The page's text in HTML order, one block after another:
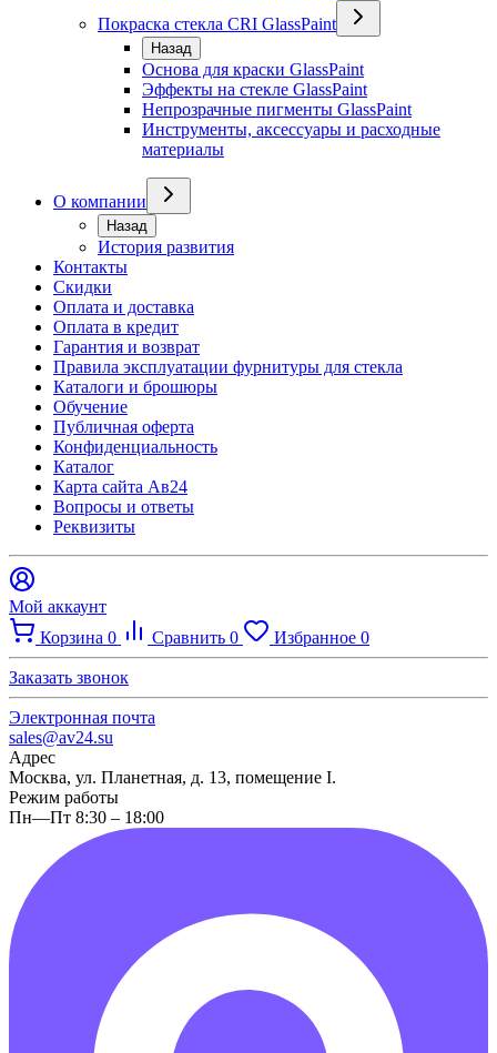
Покраска стекла CRI GlassPaint
Назад
Основа для краски GlassPaint
Эффекты на стекле GlassPaint
Непрозрачные пигменты GlassPaint
Инструменты, аксессуары и расходные
материалы
О компании
Назад
История развития
Контакты
Скидки
Оплата и доставка
Оплата в кредит
Гарантия и возврат
Правила эксплуатации фурнитуры для стекла
Каталоги и брошюры
Обучение
Публичная оферта
Конфиденциальность
Каталог
Карта сайта Ав24
Вопросы и ответы
Реквизиты
Мой аккаунт
Корзина 0 Сравнить 0 Избранное 0
Заказать звонок
Электронная почта
sales@av24.su
Адрес
Москва, ул. Планетная, д. 13, помещение I.
Режим работы
Пн—Пт 8:30 – 18:00